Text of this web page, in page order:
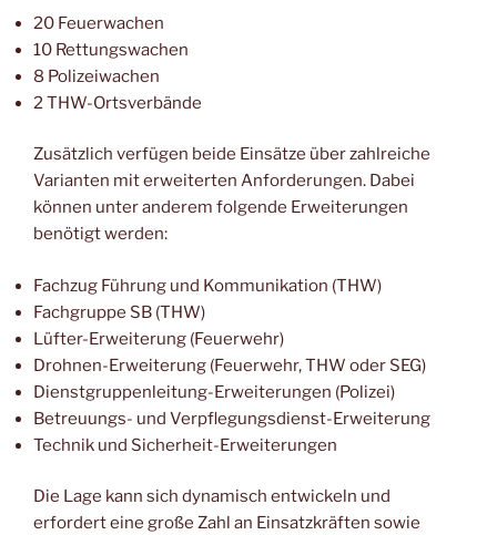
20 Feuerwachen
10 Rettungswachen
8 Polizeiwachen
2 THW-Ortsverbände
Zusätzlich verfügen beide Einsätze über zahlreiche
Varianten mit erweiterten Anforderungen. Dabei
können unter anderem folgende Erweiterungen
benötigt werden:
Fachzug Führung und Kommunikation (THW)
Fachgruppe SB (THW)
Lüfter-Erweiterung (Feuerwehr)
Drohnen-Erweiterung (Feuerwehr, THW oder SEG)
Dienstgruppenleitung-Erweiterungen (Polizei)
Betreuungs- und Verpflegungsdienst-Erweiterung
Technik und Sicherheit-Erweiterungen
Die Lage kann sich dynamisch entwickeln und
erfordert eine große Zahl an Einsatzkräften sowie